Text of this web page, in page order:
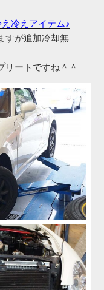
冷えアイテム♪
すが追加冷却無
リートですね＾＾